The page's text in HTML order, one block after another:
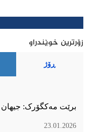
زۆرترین خوێندراو
ڕۆژ
برێت مەکگۆرک: جیهان
23.01.2026